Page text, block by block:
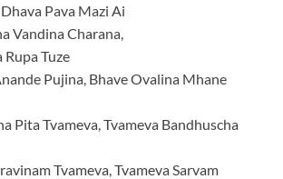
Pava Mazi Ai
Vandina Charana,
Tuze
Pujina, Bhave Ovalina Mhane
Pita Tvameva, Tvameva Bandhuscha
Tvameva, Tvameva Sarvam